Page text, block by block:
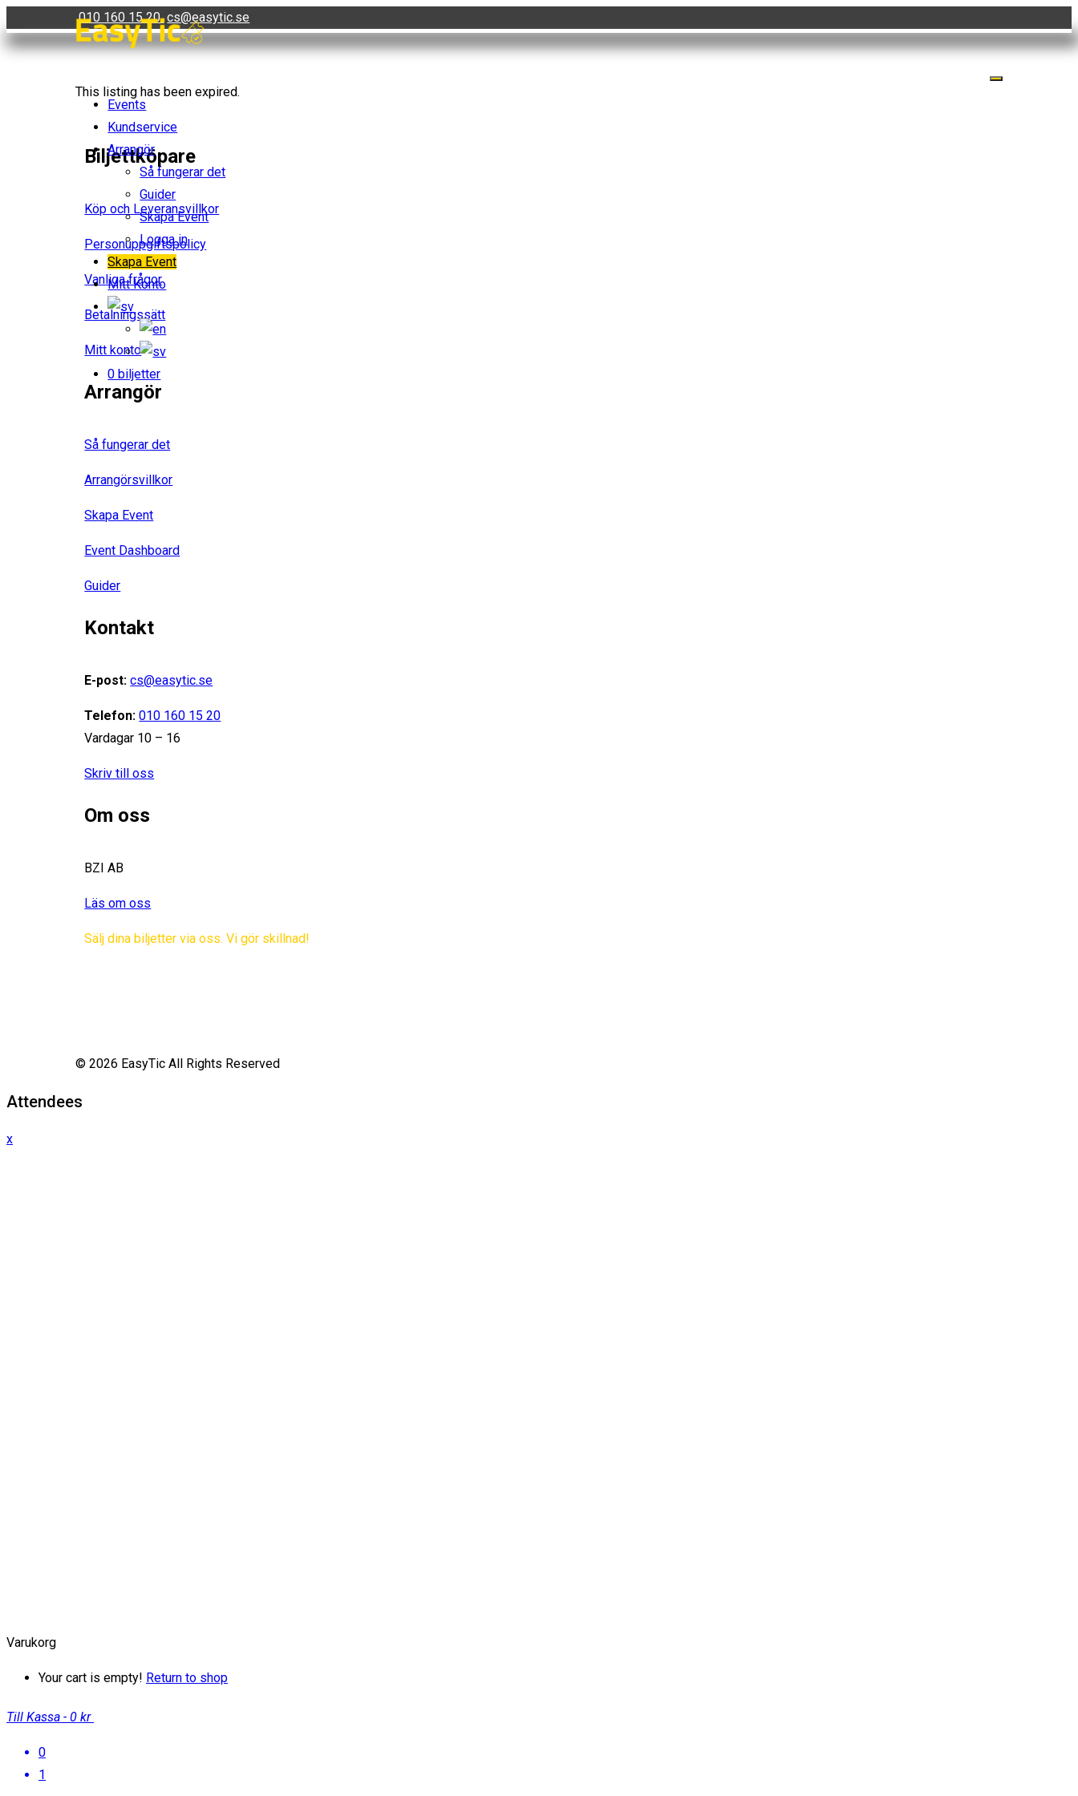
010 160 15 20 cs@easytic.se
Events
Kundservice
Arrangör
Så fungerar det
Guider
Skapa Event
Logga in
Skapa Event
Mitt Konto
0 biljetter
This listing has been expired.
Biljettköpare
Köp och Leveransvillkor
Personuppgiftspolicy
Vanliga frågor
Betalningssätt
Mitt konto
Arrangör
Så fungerar det
Arrangörsvillkor
Skapa Event
Event Dashboard
Guider
Kontakt
E-post:cs@easytic.se
Telefon: 010 160 15 20
Vardagar 10 – 16
Skriv till oss
Om oss
BZI AB
Läs om oss
Sälj dina biljetter via oss. Vi gör skillnad!
© 2026 EasyTic All Rights Reserved
Attendees
x
Varukorg
Your cart is empty! Return to shop
Till Kassa - 0 kr
0
1